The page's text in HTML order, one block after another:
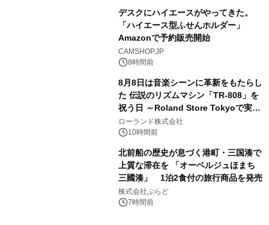
デスクにハイエースがやってきた。
「ハイエース型ふせんホルダー」
Amazonで予約販売開始
CAMSHOP.JP
8時間前
8月8日は音楽シーンに革新をもたらし
た 伝説のリズムマシン「TR-808」を
祝う日 ～Roland Store Tokyoで実機
を展示しての 記念キャンペーンを開
催 英国ラジオ「NTS」の 特別プログ
アーティストを フィーチャーしたアニ
メーションを公開～
ローランド株式会社
10時間前
北前船の歴史が息づく港町・三国湊で
上質な滞在を 「オーベルジュほまち
三國湊」 1泊2食付の旅行商品を発売
株式会社ぷらど
7時間前